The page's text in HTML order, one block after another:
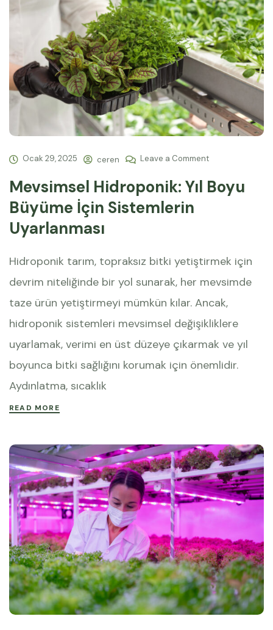
Ocak 29, 2025 ceren Leave a Comment
Mevsimsel Hidroponik: Yıl Boyu
Büyüme İçin Sistemlerin
Uyarlanması
Hidroponik tarım, topraksız bitki yetiştirmek için
devrim niteliğinde bir yol sunarak, her mevsimde
taze ürün yetiştirmeyi mümkün kılar. Ancak,
hidroponik sistemleri mevsimsel değişikliklere
uyarlamak, verimi en üst düzeye çıkarmak ve yıl
boyunca bitki sağlığını korumak için önemlidir.
Aydınlatma, sıcaklık
READ MORE